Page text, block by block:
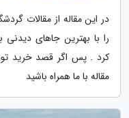
در این مقاله از مقالات
را با بهترین جاهای دیدنی
کرد . پس اگر قصد خرید تور
مقاله با ما همراه باشید